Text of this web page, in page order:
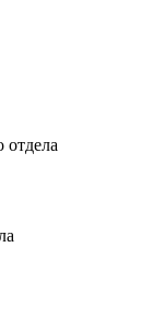
отдела